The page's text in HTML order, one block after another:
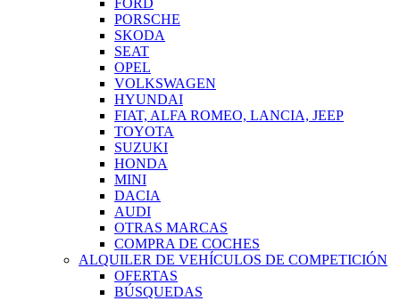
FORD
PORSCHE
SKODA
SEAT
OPEL
VOLKSWAGEN
HYUNDAI
FIAT, ALFA ROMEO, LANCIA, JEEP
TOYOTA
SUZUKI
HONDA
MINI
DACIA
AUDI
OTRAS MARCAS
COMPRA DE COCHES
ALQUILER DE VEHÍCULOS DE COMPETICIÓN
OFERTAS
BÚSQUEDAS